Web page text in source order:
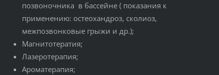
позвоночника в бассейне ( показания к
применению: остеохандроз, сколиоз,
межпозвонковые грыжи и др.);
Магнитотератия;
Лазеротерапия;
Ароматерапия;